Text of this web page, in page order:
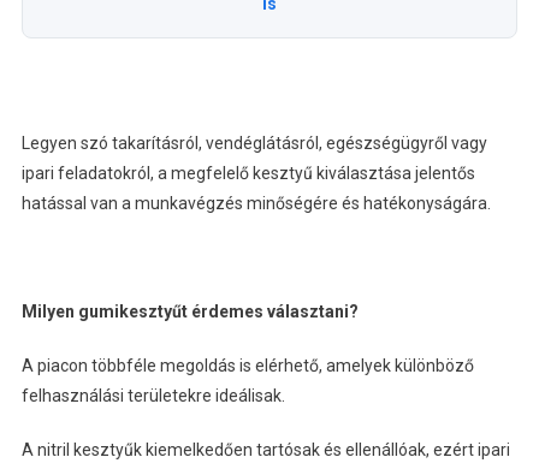
Legyen szó takarításról, vendéglátásról, egészségügyről vagy
ipari feladatokról, a megfelelő kesztyű kiválasztása jelentős
hatással van a munkavégzés minőségére és hatékonyságára.
Milyen gumikesztyűt érdemes választani?
A piacon többféle megoldás is elérhető, amelyek különböző
felhasználási területekre ideálisak.
A nitril kesztyűk kiemelkedően tartósak és ellenállóak, ezért ipari